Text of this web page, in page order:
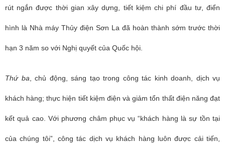
rút ngắn được thời gian xây dựng, tiết kiệm chi phí đầu tư, điển
hình là Nhà máy Thủy điện Sơn La đã hoàn thành sớm trước thời
hạn 3 năm so với Nghị quyết của Quốc hội.
Thứ ba , chủ động, sáng tạo trong công tác kinh doanh, dịch vụ
khách hàng; thực hiện tiết kiệm điện và giảm tổn thất điện năng đạt
kết quả cao. Với phương châm phục vụ “khách hàng là sự tồn tại
của chúng tôi”, công tác dịch vụ khách hàng luôn được cải tiến,